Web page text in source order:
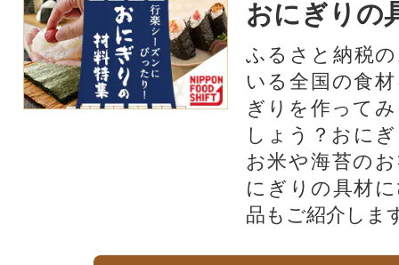
おにぎりの
ふるさと納税
いる全国の食
ぎりを作って
しょう？おに
お米や海苔の
にぎりの具材
品もご紹介しま